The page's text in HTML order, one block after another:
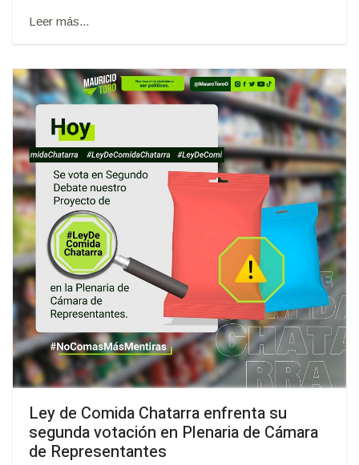
Leer más...
Ley de Comida Chatarra enfrenta su
segunda votación en Plenaria de Cámara
de Representantes